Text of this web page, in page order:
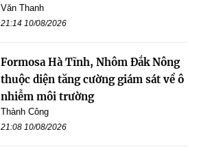
Văn Thanh
21:14 10/08/2026
Formosa Hà Tĩnh, Nhôm Đắk Nông
thuộc diện tăng cường giám sát về ô
nhiễm môi trường
Thành Công
21:08 10/08/2026